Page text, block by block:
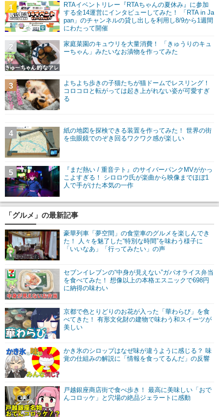
RTAイベントリレー『RTAちゃんの夏休み』に参加
する全14運営にインタビューしてみた！ 「RTA in Ja
pan」のチャンネルの貸し出しを利用し8/9から1週間
にわたって開催
1
家庭菜園のキュウリを大量消費！ 「きゅうりのキュ
ーちゃん」みたいなお漬物を作ってみた
2
よちよち歩きの子猫たちが猫ドームでレスリング！
コロコロと転がっては起き上がれない姿が可愛すぎ
る
3
紙の地図を探検できる装置を作ってみた！ 世界の街
を虫眼鏡でのぞき回るワクワク感が楽しい
4
『まだ熱い / 重音テト』のサイバーパンクMVがかっ
こよすぎる！ シロロウ氏が楽曲から映像までほぼ1
人で手がけた本気の一作
5
「グルメ」の最新記事
豪華列車「夢空間」の食堂車のグルメを楽しんでき
た！ 人々を魅了した“特別な時間”を味わう様子に
「いいなあ」「行ってみたい」の声
セブンイレブンの“中身が見えない”ガパオライス弁当
を食べてみた！ 想像以上の本格エスニックで698円
に納得の味わい
京都で色とりどりのお花が入った「華わらび」を食
べてきた！ 有形文化財の建物で味わう和スイーツが
美しい
かき氷のシロップはなぜ味が違うように感じる？ 味
覚の仕組みの解説に「情報を食ってるんだ」の反響
戸越銀座商店街で食べ歩き！ 最高に美味しい「おで
んコロッケ」と穴場の絶品ジェラートに感動